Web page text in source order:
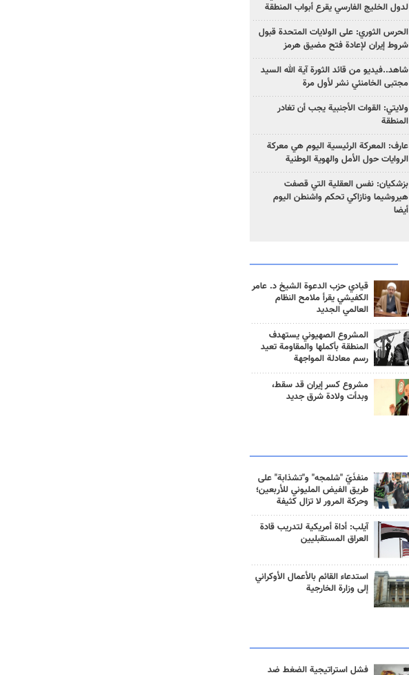
لدول الخليج الفارسي يقرع أبواب المنطقة
الحرس الثوري: على الولايات المتحدة قبول
شروط إيران لإعادة فتح مضيق هرمز
شاهد..فيديو من قائد الثورة آية الله السيد
مجتبى الخامنئي نشر لأول مرة
ولايتي: القوات الأجنبية يجب أن تغادر
المنطقة
عارف: المعركة الرئيسية اليوم هي معركة
الروايات حول الأمل والهوية الوطنية
بزشكيان: نفس العقلية التي قصفت
هيروشيما ونازاكي تحكم واشنطن اليوم
أيضا
قيادي حزب الدعوة الشيخ د. عامر
الكفيشي يقرأ ملامح النظام
العالمي الجديد
المشروع الصهيوني يستهدف
المنطقة بأكملها والمقاومة تعيد
رسم معادلة المواجهة
مشروع كسر إيران قد سقط،
وبدأت ولادة شرق جديد
منفذَيّ "شلمجه" و"تشذابة" على
طريق الفيض المليوني للأربعين؛
وحركة المرور لا تزال كثيفة
آيلب: أداة أمريكية لتدريب قادة
العراق المستقبليين
استدعاء القائم بالأعمال الأوكراني
إلى وزارة الخارجية
فشل استراتيجية الضغط ضد